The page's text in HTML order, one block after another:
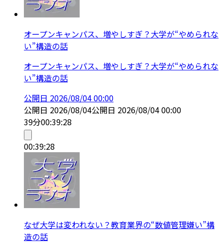
オープンキャンパス、増やしすぎ？大学が“やめられな
い”構造の話
オープンキャンパス、増やしすぎ？大学が“やめられな
い”構造の話
公開日 2026/08/04 00:00
公開日 2026/08/04公開日 2026/08/04 00:00
39分00:39:28
00:39:28
なぜ大学は変われない？教育業界の“数値管理嫌い”構
造の話